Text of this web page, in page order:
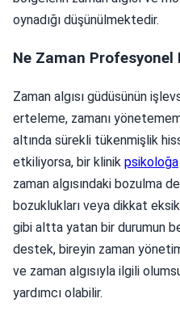
oynadığı düşünülmektedir.
Ne Zaman Profesyonel
Zaman algısı güdüsünün
erteleme, zamanı
altında sürekli tükenmişlik
etkiliyorsa, bir klinik psikoloğa
zaman algısındaki bozulma
bozuklukları veya dikkat
gibi altta yatan bir durumun
destek, bireyin zaman
ve zaman algısıyla ilgili
yardımcı olabilir.